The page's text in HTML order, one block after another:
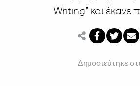
Writing” και έκανε
Δημοσιεύτηκε